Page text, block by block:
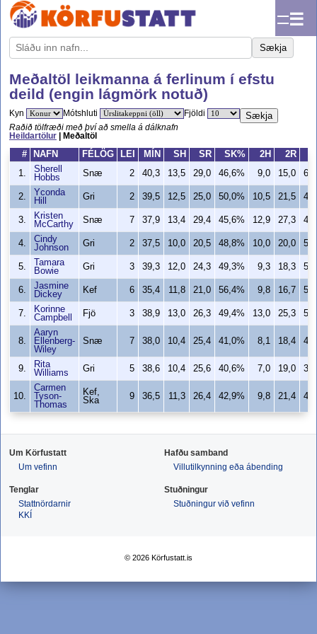
☰
Sækja
Meðaltöl leikmanna á ferlinum í efstu
deild (engin lágmörk notuð)
Kyn Mótshluti Fjöldi Sækja
Raðið tölfræði með því að smella á dálknafn
Heildartölur | Meðaltöl
#
NAFN FÉLÖG LEI MÍN SH SR SK% 2H 2R
1.
Sherell
Hobbs
Snæ 2 40,3 13,5 29,0 46,6% 9,0 15,0
2.
Yconda
Hill
Gri 2 39,5 12,5 25,0 50,0% 10,5 21,5
3.
Kristen
McCarthy
Snæ 7 37,9 13,4 29,4 45,6% 12,9 27,3
4.
Cindy
Johnson
Gri 2 37,5 10,0 20,5 48,8% 10,0 20,0
5.
Tamara
Bowie
Gri 3 39,3 12,0 24,3 49,3% 9,3 18,3
6.
Jasmine
Dickey
Kef 6 35,4 11,8 21,0 56,4% 9,8 16,7
7.
Korinne
Campbell
Fjö 3 38,9 13,0 26,3 49,4% 13,0 25,3
8.
Aaryn
Ellenberg-
Wiley
Snæ 7 38,0 10,4 25,4 41,0% 8,1 18,4
9.
Rita
Williams
Gri 5 38,6 10,4 25,6 40,6% 7,0 19,0
10.
Carmen
Tyson-
Thomas
Kef,
Ska
9 36,5 11,3 26,4 42,9% 9,8 21,4
Um Körfustatt
Um vefinn
Hafðu samband
Villutilkynning eða ábending
Tenglar
Stattnördarnir
KKÍ
Stuðningur
Stuðningur við vefinn
© 2026 Körfustatt.is